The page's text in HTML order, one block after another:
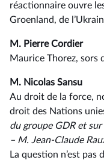
réactionnaire ouvre
Groenland, de
M. Pierre Cordier
Maurice Thorez, sors
M. Nicolas Sansu
Au droit de la force,
droit des Nations
du groupe GDR et
–⁠ M. Jean-Claude
La question n’est